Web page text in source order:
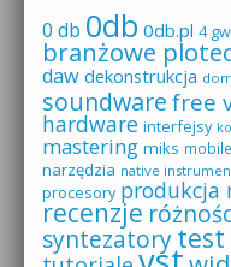
0 db 0db 0db.pl 4
branżowe
daw dekonstrukcja
soundware free
hardware interfejsy
mastering miks
narzędzia native
procesory produkcja
recenzje
syntezatorytest